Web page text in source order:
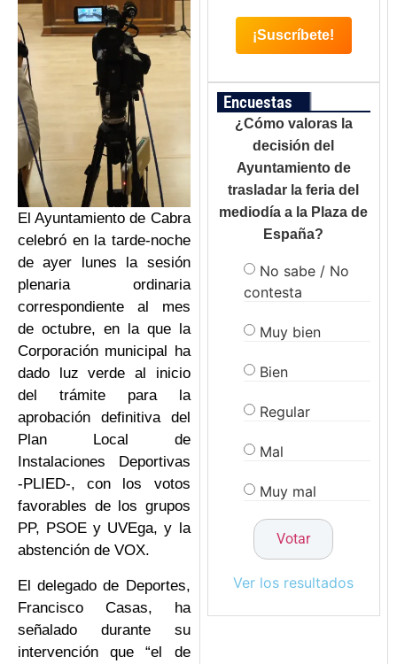
El Ayuntamiento de Cabra
celebró en la tarde-noche
de ayer lunes la sesión
plenaria ordinaria
correspondiente al mes
de octubre, en la que la
Corporación municipal ha
dado luz verde al inicio
del trámite para la
aprobación definitiva del
Plan Local de
Instalaciones Deportivas
-PLIED-, con los votos
favorables de los grupos
PP, PSOE y UVEga, y la
abstención de VOX.
El delegado de Deportes,
Francisco Casas, ha
señalado durante su
intervención que “el de
Encuestas
¿Cómo valoras la
decisión del
Ayuntamiento de
trasladar la feria del
mediodía a la Plaza de
España?
No sabe / No
contesta
Muy bien
Bien
Regular
Mal
Muy mal
Ver los resultados